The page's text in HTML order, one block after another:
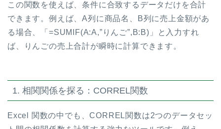
この関数を使えば、条件に合致するデータだけを合計
できます。例えば、A列に商品名、B列に売上金額があ
る場合、「=SUMIF(A:A,”りんご”,B:B)」と入力すれ
ば、りんごの売上合計が瞬時に計算できます。
1. 相関関係を探る：CORREL関数
Excel 関数の中でも、CORREL関数は2つのデータセッ